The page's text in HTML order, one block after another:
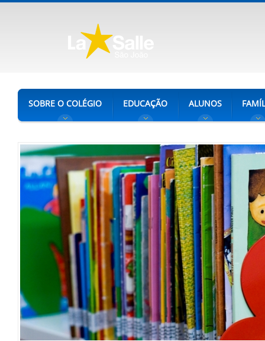
SOBRE O COLÉGIO EDUCAÇÃO ALUNOS